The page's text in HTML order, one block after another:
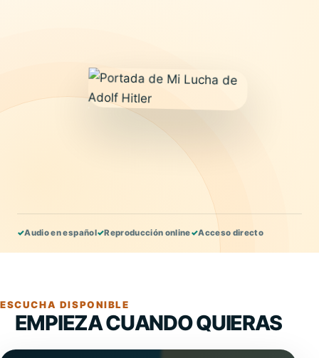
✓Audio en español✓Reproducción online✓Acceso directo
ESCUCHA DISPONIBLE
EMPIEZA CUANDO QUIERAS